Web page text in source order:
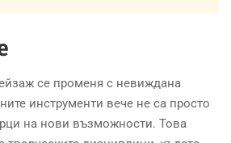
се променя с невиждана
инструменти вече не са просто
на нови възможности. Това